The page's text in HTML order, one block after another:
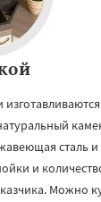
сталь
и
Можно